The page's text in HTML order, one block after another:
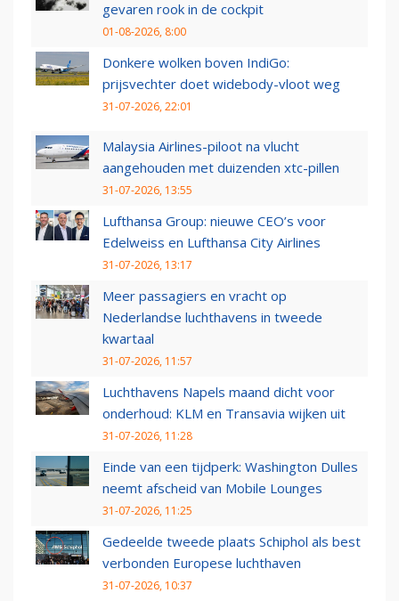
gevaren rook in de cockpit
01-08-2026, 8:00
Donkere wolken boven IndiGo:
prijsvechter doet widebody-vloot weg
31-07-2026, 22:01
Malaysia Airlines-piloot na vlucht
aangehouden met duizenden xtc-pillen
31-07-2026, 13:55
Lufthansa Group: nieuwe CEO’s voor
Edelweiss en Lufthansa City Airlines
31-07-2026, 13:17
Meer passagiers en vracht op
Nederlandse luchthavens in tweede
kwartaal
31-07-2026, 11:57
Luchthavens Napels maand dicht voor
onderhoud: KLM en Transavia wijken uit
31-07-2026, 11:28
Einde van een tijdperk: Washington Dulles
neemt afscheid van Mobile Lounges
31-07-2026, 11:25
Gedeelde tweede plaats Schiphol als best
verbonden Europese luchthaven
31-07-2026, 10:37